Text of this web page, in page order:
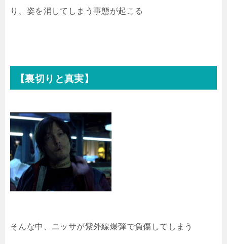
り、姿を消してしまう事態が起こる
【裏切りと真実】
そんな中、ニッサが紫外線爆弾で負傷してしまう